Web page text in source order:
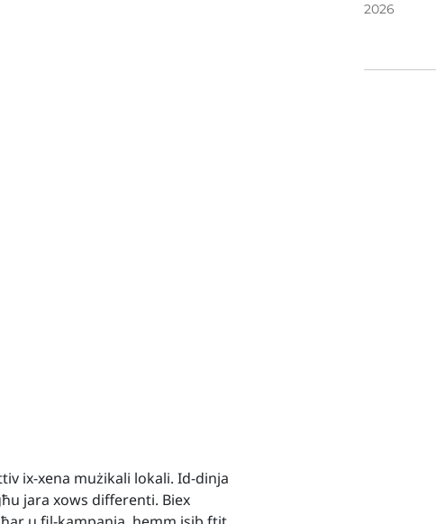
ix-xena mużikali lokali. Id-dinja
jara xows differenti. Biex
2026